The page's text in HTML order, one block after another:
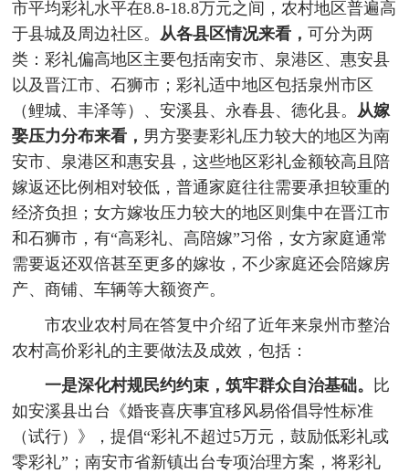
市平均彩礼水平在8.8-18.8万元之间，农村地区普遍高
于县城及周边社区。 从各县区情况来看，可分为两
类：彩礼偏高地区主要包括南安市、泉港区、惠安县
以及晋江市、石狮市；彩礼适中地区包括泉州市区
（鲤城、丰泽等）、安溪县、永春县、德化县。 从嫁
娶压力分布来看， 男方娶妻彩礼压力较大的地区为南
安市、泉港区和惠安县，这些地区彩礼金额较高且陪
嫁返还比例相对较低，普通家庭往往需要承担较重的
经济负担；女方嫁妆压力较大的地区则集中在晋江市
和石狮市，有“高彩礼、高陪嫁”习俗，女方家庭通常
需要返还双倍甚至更多的嫁妆，不少家庭还会陪嫁房
产、商铺、车辆等大额资产。
市农业农村局在答复中介绍了近年来泉州市整治
农村高价彩礼的主要做法及成效，包括：
一是深化村规民约约束，筑牢群众自治基础。
比
如安溪县出台《婚丧喜庆事宜移风易俗倡导性标准
（试行）》，提倡“彩礼不超过5万元，鼓励低彩礼或
零彩礼”；南安市省新镇出台专项治理方案，将彩礼